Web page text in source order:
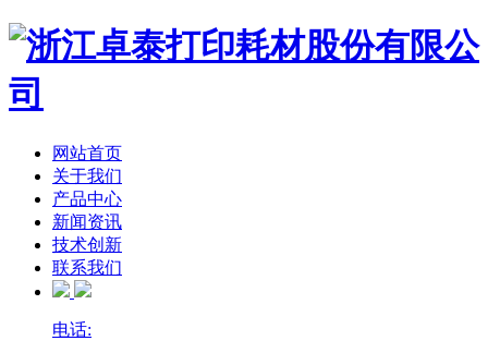
网站首页
关于我们
产品中心
新闻资讯
技术创新
联系我们
电话: